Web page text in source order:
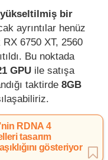
yükseltilmiş bir
ayrıntılar henüz
RX 6750 XT, 2560
Bu noktada
GPU ile satışa
taktirde 8GB
RDNA 4
tasarım
gösteriyor